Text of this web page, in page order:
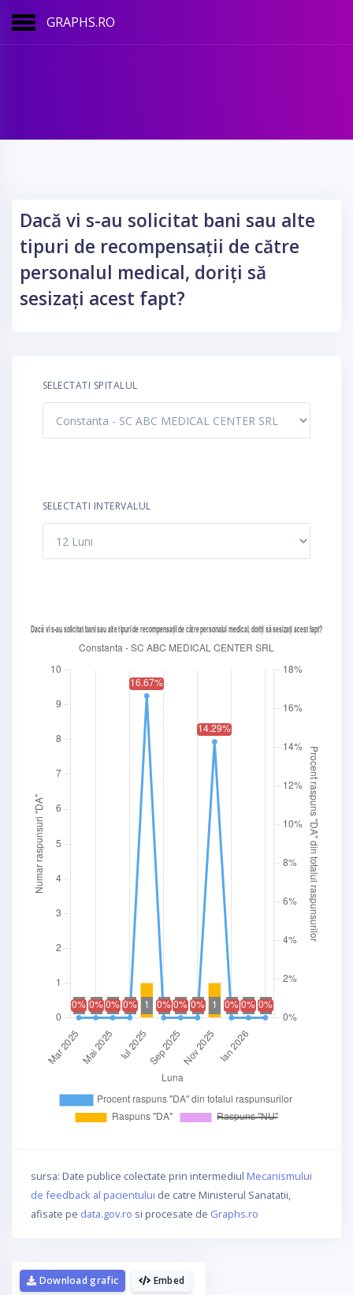
GRAPHS.RO
Dacă vi s-au solicitat bani sau alte
tipuri de recompensații de către
personalul medical, doriți să
sesizați acest fapt?
SELECTATI SPITALUL
SELECTATI INTERVALUL
sursa: Date publice colectate prin intermediul Mecanismului
de feedback al pacientului de catre Ministerul Sanatatii,
afisate pe data.gov.ro si procesate de Graphs.ro
Embed
Download grafic